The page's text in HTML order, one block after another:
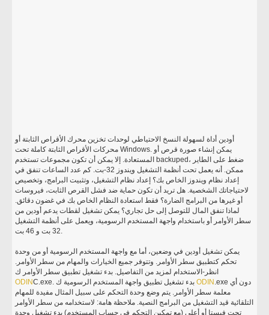
أودين أداة لسهولة النسخ الاحتياطي لوحدات تخزين محرك الأقراص الثابتة أو
محركات الأقراص الثابتة كاملة تحت Windows. يمكن إنشاء صورة قرص أو
المستعادة. إلا يمكن أن تكون مجموعات تستخدم backuped، ضغط على الطاير
ممكن. أنه يعمل تحت أنظمة التشغيل ويندوز 32-بت. كم عدد الساعات تنفق في
إعداد نظام ويندوز الخاص بك؟ إعداد نظام التشغيل، وتثبيت البرامج، وتخصيص
لاحتياجاتك الشخصية. هل تريد أن تكون حماية ضد فشل القرص الثابت، فيروسات
أو غيرها من البرامج الضارة؟ فقط استعادة النظام الخاص بك في غضون دقائق.
لماذا تنفق المال للتوصل إلى حل تجاري؟ يمكن تشغيل لقطات يدعم أودين من
سطر الأوامر أو باستخدام واجهة المستخدم الرسومية، ويعمل على أنظمة التشغيل
32 بت و 46 بت.
يمكن تشغيل أودين في وضعين، أما مع واجهة المستخدم الرسومية أو من وحدة
تحكم كتطبيق سطر الأوامر. وتتوفر جميع الخيارات والمهام من سطر الأوامر.
انظر-الاستخدام لمزيد من التفاصيل. بدء تشغيل تطبيق سطر الأوامر ك
ODIN
C.exe. بدء تشغيل تطبيق واجهة المستخدم الرسومية كODIN .exe دون أي
معلمة سطر الأوامر. يتم وضع وحدة التحكم على سبيل المثال مفيدة للمهام
التلقائية قيد التشغيل من البرامج النصية. ملاحظة هامة: لاستخدامه من سطر الأوامر
تحت فيستا أو أعلى (مع تمكين التحكم في حساب المستخدم) بدء تشغيل وحدة